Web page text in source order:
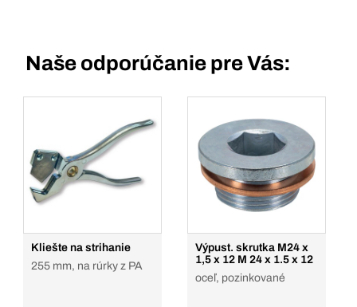
Naše odporúčanie pre Vás:
Kliešte na strihanie
255 mm, na rúrky z PA
Výpust. skrutka M24 x
1,5 x 12 M 24 x 1.5 x 12
oceľ, pozinkované